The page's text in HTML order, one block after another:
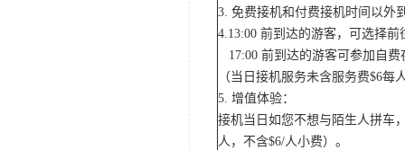
3. 免费接机和付费接机时间以外
4.13:00 前到达的游客，可选择
17:00 前到达的游客可参加自
（当日接机服务未含服务费$6每
5. 增值体验：
接机当日如您不想与陌生人拼车
人，不含$6/人小费）。